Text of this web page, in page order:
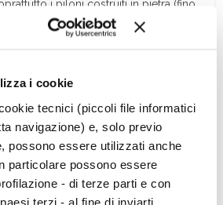
i cookie
tecnici (piccoli file informatici
navigazione) e, solo previo
possono essere utilizzati anche
particolare possono essere
- di terze parti e con
terzi - al fine di inviarti
i piloni costruiti in pietra (fino
di Tebe erano stati innalzati
e la via processionale delimitata da
(dedicati alle divinità) riproducono il
primordiale, i templi di
ai sovrani), qual è il Ramesseum,
il concetto originario, sembrano
fondamentale: quello di
reale. Se nel passato si riconobbe